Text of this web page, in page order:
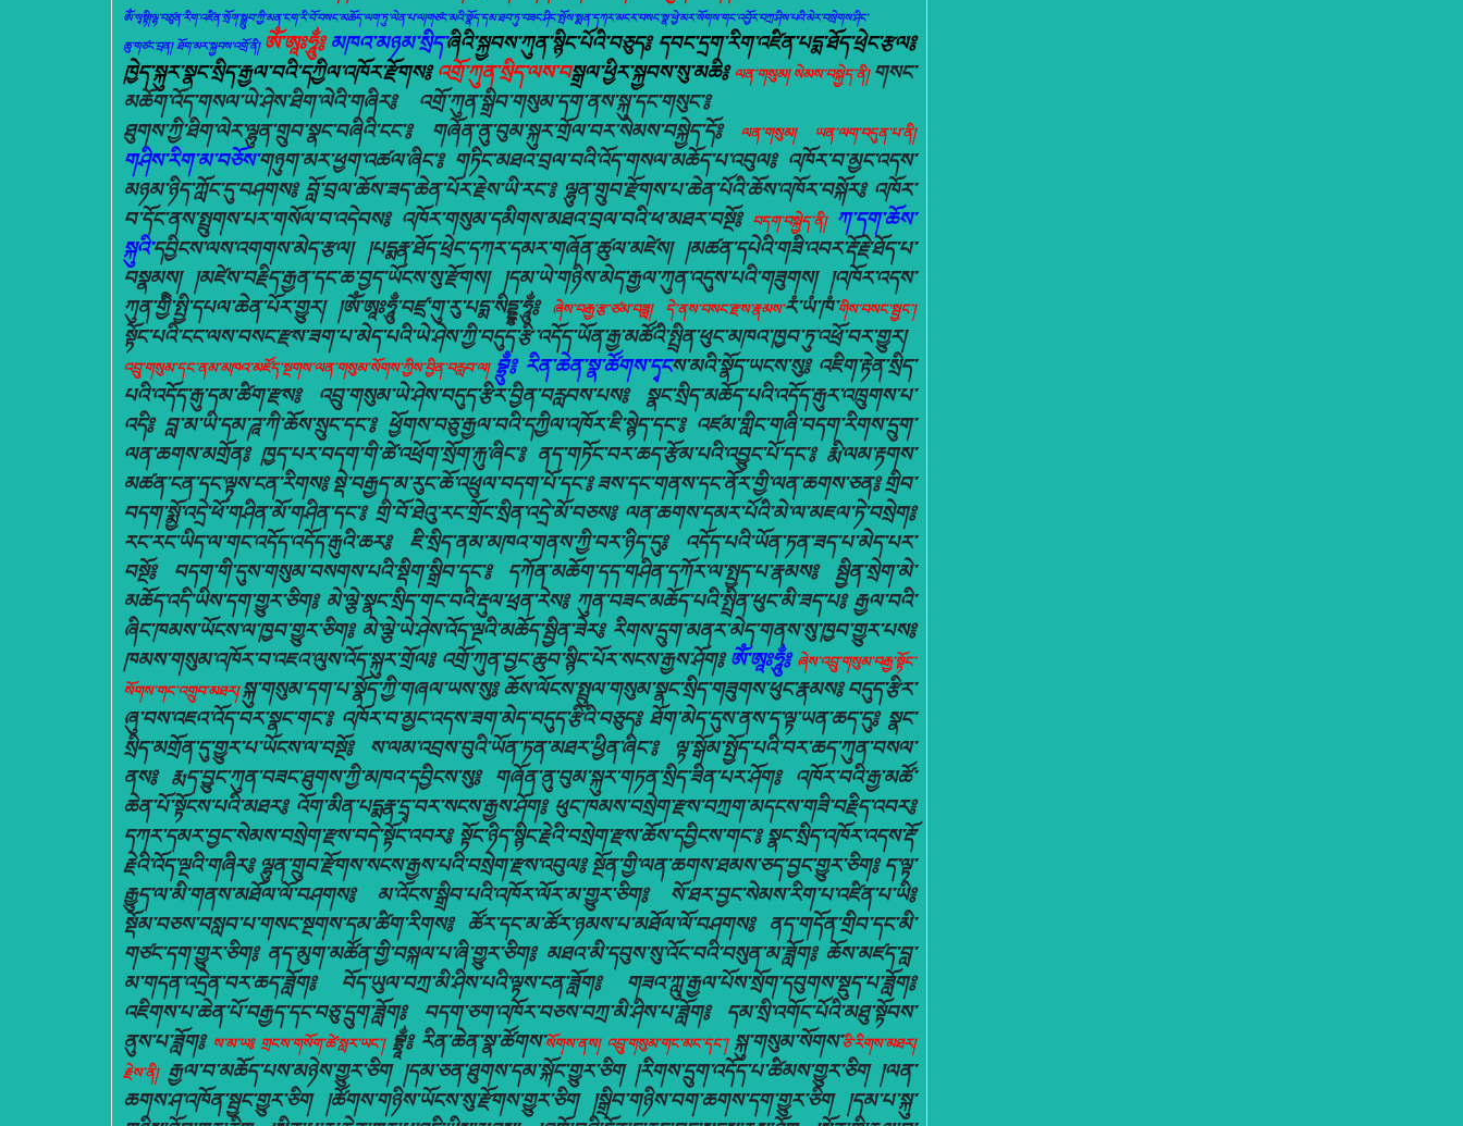
ཨོཾ་སྭསྟི།ལྷ་བཙུན་རིག་འཛིན་སྲོག་སྒྲུབ་ཀྱི་མན་ངག་རི་བོ་བསང་མཆོད་ལག་ཏུ་ལེན་པ་ལ།གཙང་མའི་སྣོད་དམ་ཐབ་ཏུ་བཟང་ཤིང་སྤོས་སྨན་དཀར་མངར་བསང་སྣ་ཕྱེ་མར་སོགས་གང་འབྱོར་བཀྲ་ཤིས་པའི་མེར་བསྲེགས་ཤིང་
ཆུ་གཙང་བྲན། ཐོག་མར་སྐྱབས་འགྲོ་ནི། ཨོཾ་ཨཱཿཧཱུྂ༔མཁའ་མཉམ་སྲིད་ཞིའི་སྐྱབས་ཀུན་སྙིང་པོའི་བཅུད༔ དབང་དྲག་རིག་འཛིན་པདྨ་ཐོད་ཕྲེང་རྩལ༔
ཁྱེད་སྐུར་སྣང་སྲིད་རྒྱལ་བའི་དཀྱིལ་འཁོར་རྫོགས༔འགྲོ་ཀུན་སྲིད་ལས་བསྒྲལ་ཕྱིར་སྐྱབས་སུ་མཆི༔ ལན་གསུམ། སེམས་བསྐྱེད་ནི། གསང་
མཆོག་འོད་གསལ་ཡེ་ཤེས་ཐིག་ལེའི་གཞིར༔ འགྲོ་ཀུན་སྒྲིབ་གསུམ་དག་ནས་སྐུ་དང་གསུང་༔
ཐུགས་ཀྱི་ཐིག་ལེར་ལྷུན་གྲུབ་སྣང་བཞིའི་ངང་༔ གཞོན་ནུ་བུམ་སྐུར་གྲོལ་བར་སེམས་བསྐྱེད་དོ༔
ལན་གསུམ། ཡན་ལག་བདུན་པ་ནི།
གཤིས་རིག་མ་བཅོས་གཉུག་མར་ཕྱག་འཚལ་ཞིང་༔ གཏིང་མཐའ་བྲལ་བའི་འོད་གསལ་མཆོད་པ་འབུལ༔ འཁོར་བ་མྱང་འདས་
མཉམ་ཉིད་ཀློང་དུ་བཤགས༔ བློ་བྲལ་ཆོས་ཟད་ཆེན་པོར་རྗེས་ཡི་རང་༔ ལྷུན་གྲུབ་རྫོགས་པ་ཆེན་པོའི་ཆོས་འཁོར་བསྐོར༔ འཁོར་
བ་དོང་ནས་སྤྲུགས་པར་གསོལ་བ་འདེབས༔ འཁོར་གསུམ་དམིགས་མཐའ་བྲལ་བའི་ཕ་མཐར་བསྔོ༔ བདག་བསྐྱེད་ནི། ཀ་དག་ཆོས་
སྐུའི་དབྱིངས་ལས་འགགས་མེད་རྩལ། །པདྨརྣ་ཐོད་ཕྲེང་དཀར་དམར་གཞོན་ཚུལ་མཛེས། །མཚན་དཔེའི་གཟི་འབར་རྡོ་རྗེ་ཐོད་པ་
བསྣམས། །མཛེས་བརྗིད་རྒྱན་དང་ཆ་བྱད་ཡོངས་སུ་རྫོགས། །དམ་ཡེ་གཉིས་མེད་རྒྱལ་ཀུན་འདུས་པའི་གཟུགས། །འཁོར་འདས་
ཀུན་གྱིི་སྤྱི་དཔལ་ཆེན་པོར་གྱུར། །ཨོཾ་ཨཱཿཧཱུྃ་བཛྲ་གུ་རུ་པདྨ་སིདྡྷ་ཧཱུྂ༔
ཞེས་བརྒྱ་རྩ་ཙམ་བཟླ། དེ་ནས་བསང་རྫས་རྣམས་རཾ་ཡཾ་ཁཾ་གིས་བསང་སྦྱང་།
སྟོང་པའི་ངང་ལས་བསང་རྫས་ཟག་པ་མེད་པའི་ཡེ་ཤེས་ཀྱི་བདུད་རྩི་འདོད་ཡོན་རྒྱ་མཚོའི་སྤྲིན་ཕུང་མཁའ་ཁྱབ་ཏུ་འཕྲོ་བར་གྱུར།
འབྲུ་གསུམ་དང་ནམ་མཁའ་མཛོད་སྔགས་ལན་གསུམ་སོགས་ཀྱིས་བྱིན་བརླབ་ལ། བྷྲུྃ༔ རིན་ཆེན་སྣ་ཚོགས་དྭངས་མའི་སྣོད་ཡངས་སུ༔ འཇིག་རྟེན་སྲིད་
པའི་འདོད་རྒུ་དམ་ཚིག་རྫས༔ འབྲུ་གསུམ་ཡེ་ཤེས་བདུད་རྩིར་བྱིན་བརླབས་པས༔ སྣང་སྲིད་མཆོད་པའི་འདོད་རྒུར་འཁྲུགས་པ་
འདི༔ བླ་མ་ཡི་དམ་ཌཱ་ཀི་ཆོས་སྲུང་དང་༔ ཕྱོགས་བཅུ་རྒྱལ་བའི་དཀྱིལ་འཁོར་ཇི་སྙེད་དང་༔ འཛམ་གླིང་གཞི་བདག་རིགས་དྲུག་
ལན་ཆགས་མགྲོན༔ ཁྱད་པར་བདག་གི་ཚེ་འཕྲོག་སྲོག་རྐུ་ཞིང་༔ ནད་གཏོང་བར་ཆད་རྩོམ་པའི་འབྱུང་པོ་དང་༔ རྨི་ལམ་རྟགས་
མཚན་ངན་དང་ལྟས་ངན་རིགས༔ སྡེ་བརྒྱད་མ་རུང་ཆོ་འཕྲུལ་བདག་པོ་དང་༔ ཟས་དང་གནས་དང་ནོར་གྱི་ལན་ཆགས་ཅན༔ གྲིབ་
བདག་སྨྱོ་འདྲེ་ཕོ་གཤིན་མོ་གཤིན་དང་༔ གྲི་བོ་ཐེའུ་རང་གྲོང་སྲིན་འདྲེ་མོ་བཅས༔ ལན་ཆགས་དམར་པོའི་མེ་ལ་མཇལ་ཏེ་བསྲེག༔
རང་རང་ཡིད་ལ་གང་འདོད་འདོད་རྒུའི་ཆར༔ ཇི་སྲིད་ནམ་མཁའ་གནས་ཀྱི་བར་ཉིད་དུ༔ འདོད་པའི་ཡོན་ཏན་ཟད་པ་མེད་པར་
བསྔོ༔ བདག་གི་དུས་གསུམ་བསགས་པའི་སྡིག་སྒྲིབ་དང་༔ དཀོན་མཆོག་དད་གཤིན་དཀོར་ལ་སྤྱད་པ་རྣམས༔ སྦྱིན་སྲེག་མེ་
མཆོད་འདི་ཡིས་དག་གྱུར་ཅིག༔ མེ་ལྕེ་སྣང་སྲིད་གང་བའི་རྡུལ་ཕྲན་རེས༔ ཀུན་བཟང་མཆོད་པའི་སྤྲིན་ཕུང་མི་ཟད་པ༔ རྒྱལ་བའི་
ཞིང་ཁམས་ཡོངས་ལ་ཁྱབ་གྱུར་ཅིག༔ མེ་ལྕེ་ཡེ་ཤེས་འོད་ལྔའི་མཆོད་སྦྱིན་ཟེར༔ རིགས་དྲུག་མནར་མེད་གནས་སུ་ཁྱབ་གྱུར་པས༔
ཁམས་གསུམ་འཁོར་བ་འཇའ་ལུས་འོད་སྐུར་གྲོལ༔ འགྲོ་ཀུན་བྱང་ཆུབ་སྙིང་པོར་སངས་རྒྱས་ཤོག༔ཨོཾ་ཨཱཿཧཱུྂ༔ ཞེས་འབྲུ་གསུམ་བརྒྱ་སྟོང་
སོགས་གང་འགྲུབ་མཐར།སྐུ་གསུམ་དག་པ་སྣོད་ཀྱི་གཞལ་ཡས་སུ༔ ཆོས་ལོངས་སྤྲུལ་གསུམ་སྣང་སྲིད་གཟུགས་ཕུང་རྣམས༔ བདུད་རྩིར་
ཞུ་བས་འཇའ་འོད་བར་སྣང་གང་༔ འཁོར་བ་མྱང་འདས་ཟག་མེད་བདུད་རྩིའི་བཅུད༔ ཐོག་མེད་དུས་ནས་ད་ལྟ་ཡན་ཆད་དུ༔ སྣང་
སྲིད་མགྲོན་དུ་གྱུར་པ་ཡོངས་ལ་བསྔོ༔ ས་ལམ་འབྲས་བུའི་ཡོན་ཏན་མཐར་ཕྱིན་ཞིང་༔ ལྟ་སྒོམ་སྤྱོད་པའི་བར་ཆད་ཀུན་བསལ་
ནས༔ རྨད་བྱུང་ཀུན་བཟང་ཐུགས་ཀྱི་མཁའ་དབྱིངས་སུ༔ གཞོན་ནུ་བུམ་སྐུར་གཏན་སྲིད་ཟིན་པར་ཤོག༔ འཁོར་བའི་རྒྱ་མཚོ་
ཆེན་པོ་སྟོངས་པའི་མཐར༔ འོག་མིན་པདྨརྣ་དྲྭ་བར་སངས་རྒྱས་ཤོག༔ ཕུང་ཁམས་བསྲེག་རྫས་བཀྲག་མདངས་གཟི་བརྗིད་འབར༔
དཀར་དམར་བྱང་སེམས་བསྲེག་རྫས་བདེ་སྟོང་འབར༔ སྟོང་ཉིད་སྙིང་རྗེའི་བསྲེག་རྫས་ཆོས་དབྱིངས་གང་༔ སྣང་སྲིད་འཁོར་འདས་རྡོ་
རྗེའི་འོད་ལྔའི་གཞིར༔ ལྷུན་གྲུབ་རྫོགས་སངས་རྒྱས་པའི་བསྲེག་རྫས་འབུལ༔ སྔོན་གྱི་ལན་ཆགས་ཐམས་ཅད་བྱང་གྱུར་ཅིག༔ ད་ལྟ་
རྒྱུད་ལ་མི་གནས་མཐོལ་ལོ་བཤགས༔ མ་འོངས་སྒྲིབ་པའི་འཁོར་ལོར་མ་གྱུར་ཅིག༔ སོ་ཐར་བྱང་སེམས་རིག་པ་འཛིན་པ་ཡི༔
སྡོམ་བཅས་བསླབ་པ་གསང་སྔགས་དམ་ཚིག་རིགས༔ ཚོར་དང་མ་ཚོར་ཉམས་པ་མཐོལ་ལོ་བཤགས༔ ནད་གདོན་གྲིབ་དང་མི་
གཙང་དག་གྱུར་ཅིག༔ ནད་མུག་མཚོན་གྱི་བསྐལ་པ་ཞི་གྱུར་ཅིག༔ མཐའ་མི་དབུས་སུ་འོང་བའི་བསུན་མ་ཟློག༔ ཆོས་མཛད་བླ་
མ་གདན་འདྲེན་བར་ཆད་ཟློག༔ བོད་ཡུལ་བཀྲ་མི་ཤིས་པའི་ལྟས་ངན་ཟློག༔ གཟའ་ཀླུ་རྒྱལ་པོས་སྲོག་དབུགས་སྡུད་པ་ཟློག༔
འཇིགས་པ་ཆེན་པོ་བརྒྱད་དང་བཅུ་དྲུག་ཟློག༔ བདག་ཅག་འཁོར་བཅས་བཀྲ་མི་ཤིས་པ་ཟློག༔ དམ་སྲི་འགོང་པོའི་མཐུ་སྟོབས་
ནུས་པ་ཟློག༔ ས་མ་ཡ༔ གྲངས་གསོག་ཚེ་སླར་ཡང་། བྷྲཱྂ༔ རིན་ཆེན་སྣ་ཚོགས་སོགས་ནས། འབྲུ་གསུམ་གང་མང་དང་། སྐུ་གསུམ་སོགས་ཅི་རིགས་མཐར།
རྗེས་ནི། རྒྱལ་བ་མཆོད་པས་མཉེས་གྱུར་ཅིག །དམ་ཅན་ཐུགས་དམ་སྐོང་གྱུར་ཅིག །རིགས་དྲུག་འདོད་པ་ཚིམས་གྱུར་ཅིག །ལན་
ཆགས་ཤ་འཁོན་སྦྱང་གྱུར་ཅིག །ཚོགས་གཉིས་ཡོངས་སུ་རྫོགས་གྱུར་ཅིག །སྒྲིབ་གཉིས་བག་ཆགས་དག་གྱུར་ཅིག །དམ་པ་སྐུ་